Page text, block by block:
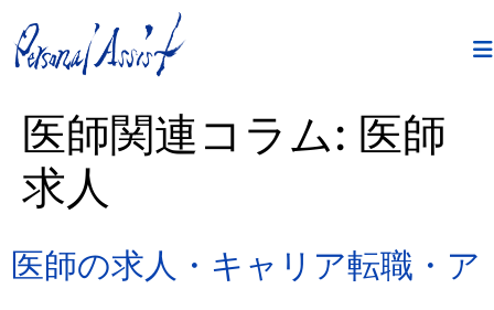
医師関連コラム: 医師
求人
医師の求人・キャリア転職・ア